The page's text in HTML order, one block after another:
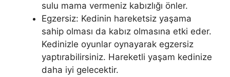
sulu mama vermeniz kabızlığı önler.
Egzersiz: Kedinin hareketsiz yaşama
sahip olması da kabız olmasına etki eder.
Kedinizle oyunlar oynayarak egzersiz
yaptırabilirsiniz. Hareketli yaşam kedinize
daha iyi gelecektir.